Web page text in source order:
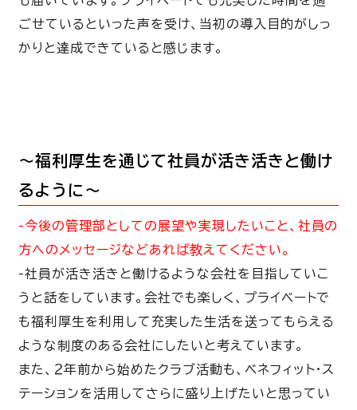
ごせているといった声を受け、当初の導入目的がしっ
かりと達成できていると感じます。
～福利厚生を通じて社員が活き活きと働け
るように～
-今後の管理部としての展望や実現したいこと、社員の
方へのメッセージなどあれば教えてください。
-社員が活き活きと働けるような会社を目指していこ
うと話をしています。会社でも楽しく、プライベートで
も福利厚生を利用して充実した生活を送ってもらえる
ような制度のある会社にしたいと考えています。
また、２年前から始めたクラブ活動も、ベネフィット・ス
テーションを活用してさらに盛り上げたいと思ってい